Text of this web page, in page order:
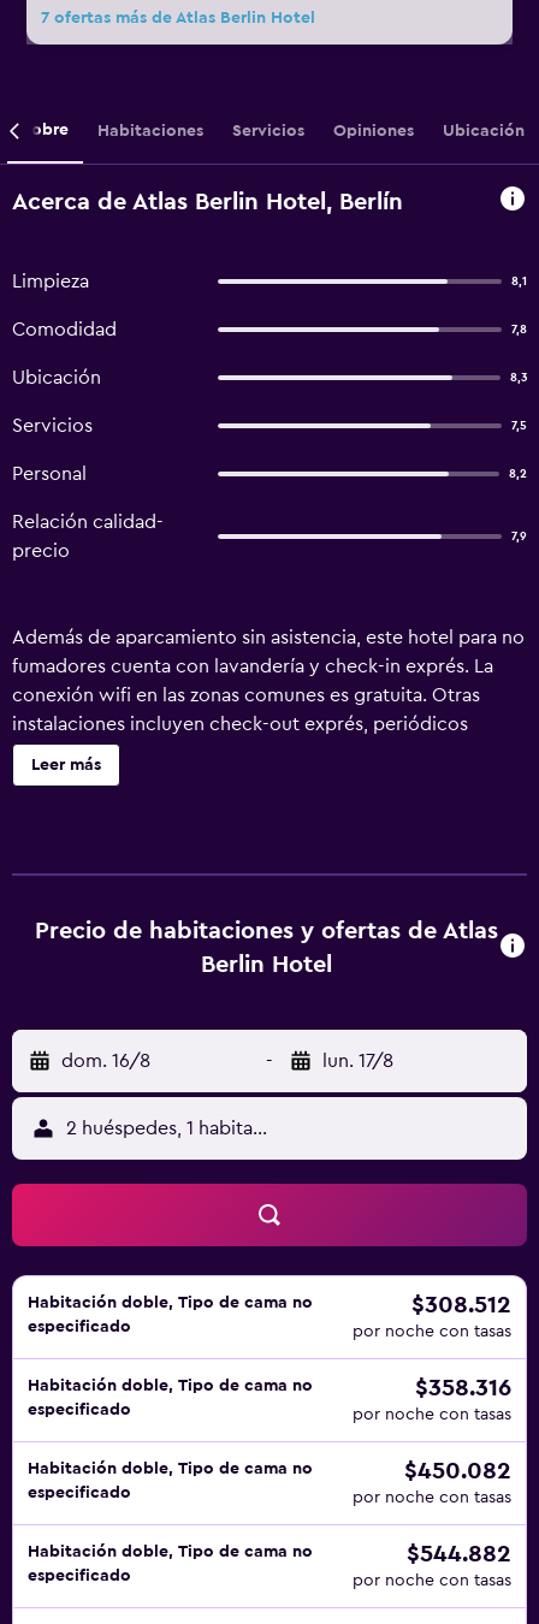
7 ofertas más de Atlas Berlin Hotel
Sobre Habitaciones Servicios Opiniones Ubicación
Acerca de Atlas Berlin Hotel, Berlín
Limpieza 8,1
Comodidad 7,8
Ubicación 8,3
Servicios 7,5
Personal 8,2
Relación calidad-
precio
7,9
Además de aparcamiento sin asistencia, este hotel para no
fumadores cuenta con lavandería y check-in exprés. La
conexión wifi en las zonas comunes es gratuita. Otras
instalaciones incluyen check-out exprés, periódicos
gratuitos y asistencia turística y para la compra de
entradas. Hotel Atlas Berlin ofrece 28 alojamientos con
personal gratuitos y secador de pelo. Los huéspedes
pueden navegar por la web gracias a nuestro acceso a
ofrece servicio de limpieza todos los días.
Leer más
Precio de habitaciones y ofertas de Atlas
Berlin Hotel
dom. 16/8 - lun. 17/8
2 huéspedes, 1 habitación
Habitación doble, Tipo de cama no
especificado
$308.512
por noche con tasas
Habitación doble, Tipo de cama no
especificado
$358.316
por noche con tasas
Habitación doble, Tipo de cama no
especificado
$450.082
por noche con tasas
Habitación doble, Tipo de cama no
especificado
$544.882
por noche con tasas